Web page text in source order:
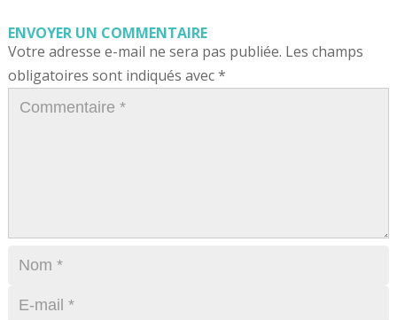
ENVOYER UN COMMENTAIRE
Votre adresse e-mail ne sera pas publiée. Les champs
obligatoires sont indiqués avec*